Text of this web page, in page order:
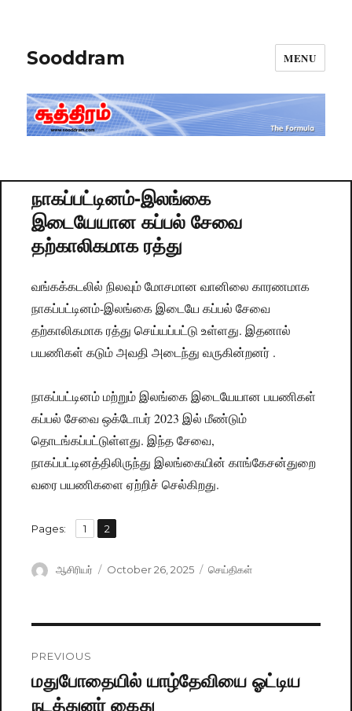
Sooddram MENU
நாகப்பட்டினம்-இலங்கை
இடையேயான கப்பல் சேவை
தற்காலிகமாக ரத்து
வங்கக்கடலில் நிலவும் மோசமான வானிலை காரணமாக
நாகப்பட்டினம்-இலங்கை இடையே கப்பல் சேவை
தற்காலிகமாக ரத்து செய்யப்பட்டு உள்ளது. இதனால்
பயணிகள் கடும் அவதி அடைந்து வருகின்றனர் .
நாகப்பட்டினம் மற்றும் இலங்கை இடையேயான பயணிகள்
கப்பல் சேவை ஒக்டோபர் 2023 இல் மீண்டும்
தொடங்கப்பட்டுள்ளது. இந்த சேவை,
நாகப்பட்டினத்திலிருந்து இலங்கையின் காங்கேசன்துறை
வரை பயணிகளை ஏற்றிச் செல்கிறது.
Pages: Page
1 ,
Page
2
Author
ஆசிரியர்
Posted
October 26, 2025 Categories
செய்திகள்
navigation
PREVIOUS
Previous
post:
மதுபோதையில் யாழ்தேவியை ஓட்டிய
நடத்துனர் கைது